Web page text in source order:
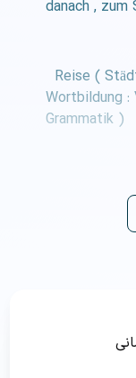
danach , zum
– Wortbildung
Grammatik )